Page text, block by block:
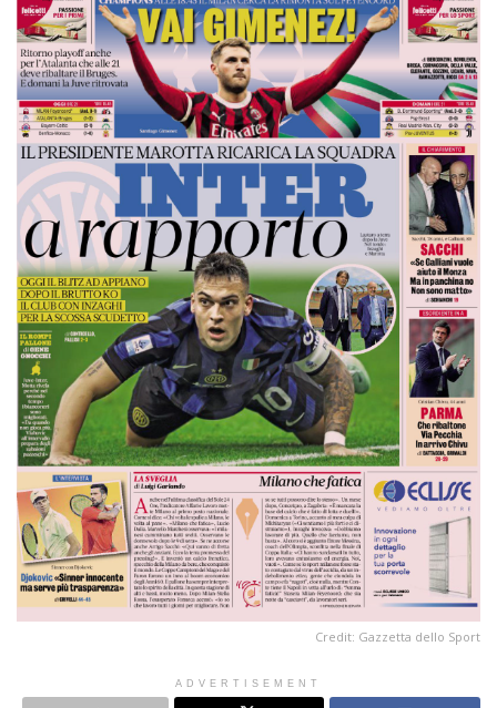
Credit: Gazzetta dello Sport
ADVERTISEMENT